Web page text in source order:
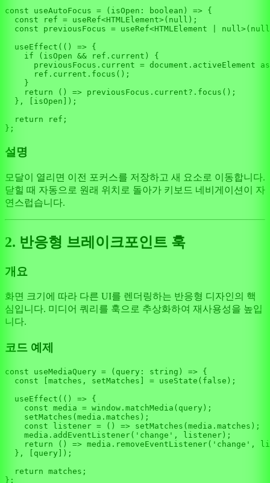
const useAutoFocus = ( isOpen : boolean ) => {
const ref = useRef<HTMLElement>( null );
const previousFocus = useRef<HTMLElement null>( null
useEffect ( () => {
if (isOpen && ref. current ) {
      previousFocus.
current = document . activeElement
as
      ref.
current . focus ();
    }
return
() => previousFocus. current?. focus ();
  }, [isOpen]);
return ref;
설명
모달이 열리면 이전 포커스를 저장하고 새 요소로 이동합니다.
닫힐 때 자동으로 원래 위치로 돌아가 키보드 네비게이션이 자
연스럽습니다.
2. 반응형 브레이크포인트 훅
개요
화면 크기에 따라 다른 UI를 렌더링하는 반응형 디자인의 핵
심입니다. 미디어 쿼리를 훅으로 추상화하여 재사용성을 높입
니다.
코드 예제
const useMediaQuery = ( query : string ) => {
const [matches, setMatches] = useState ( false );
useEffect ( () => {
const media = window . matchMedia (query);
setMatches (media. matches );
const
listener = ( ) => setMatches (media. matches );
    media.
addEventListener( 'change' , listener);
return
() => media. removeEventListener( 'change' ,
  }, [query]);
return matches;